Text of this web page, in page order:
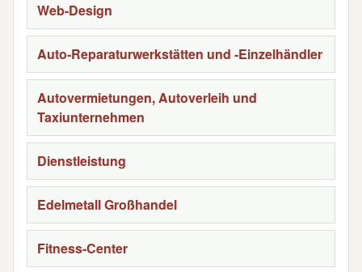
Web-Design
Auto-Reparaturwerkstätten und -Einzelhändler
Autovermietungen, Autoverleih und
Taxiunternehmen
Dienstleistung
Edelmetall Großhandel
Fitness-Center